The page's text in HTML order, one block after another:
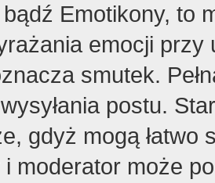
Emotikony, to
emocji
smutek.
postu.
gdyż mogą
moderator może